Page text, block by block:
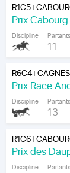
R1C5|
Prix
Discipline Partants
11
R6C4|
Prix Race
Discipline Partants
13
R1C6|
Prix des
Discipline Partants